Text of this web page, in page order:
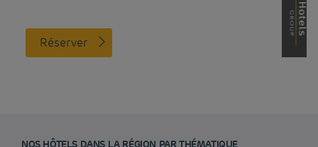
Réserver